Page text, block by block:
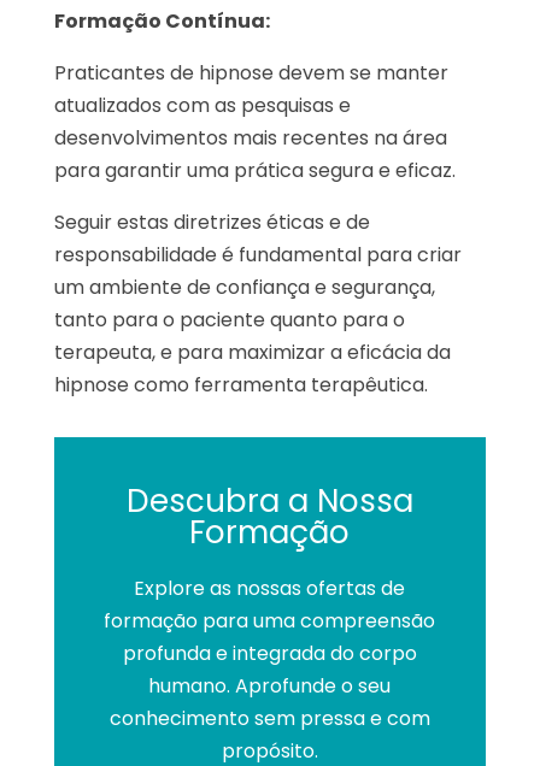
Formação Contínua:
Praticantes de hipnose devem se manter
atualizados com as pesquisas e
desenvolvimentos mais recentes na área
para garantir uma prática segura e eficaz.
Seguir estas diretrizes éticas e de
responsabilidade é fundamental para criar
um ambiente de confiança e segurança,
tanto para o paciente quanto para o
terapeuta, e para maximizar a eficácia da
hipnose como ferramenta terapêutica.
Descubra a Nossa
Formação
Explore as nossas ofertas de
formação para uma compreensão
profunda e integrada do corpo
humano. Aprofunde o seu
conhecimento sem pressa e com
propósito.